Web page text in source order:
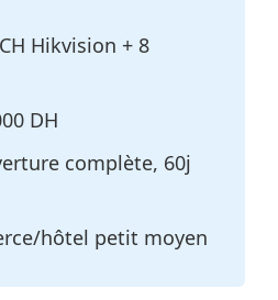
Hikvision + 8
DH
complète, 60j
hôtel petit moyen